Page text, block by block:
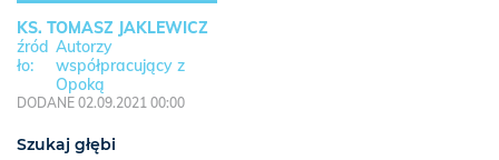
KS. TOMASZ JAKLEWICZ
Autorzy
współpracujący z
Opoką
DODANE 02.09.2021 00:00
Szukaj głębi